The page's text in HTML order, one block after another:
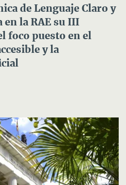
de Lenguaje Claro y
en la RAE su III
foco puesto en el
y la